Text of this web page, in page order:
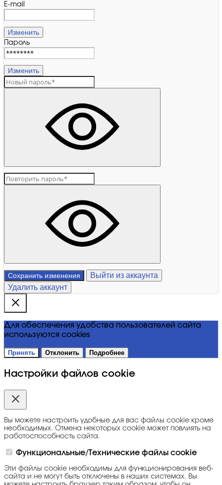
E-mail
Изменить
Пароль
Изменить
Сохранить изменения
Выйти из аккаунта
Удалить аккаунт
Для обеспечения удобства пользователей сайта
используются cookies
Принять Отклонить Подробнее
Настройки файлов cookie
Вы можете настроить удобные для вас файлы cookie кроме
необходимых. Отмена некоторых cookie может повлиять на
работоспособность сайта.
Функциональные/Технические файлы cookie
Эти файлы cookie необходимы для функционирования веб-
сайта и не могут быть отключены в наших системах. Вы